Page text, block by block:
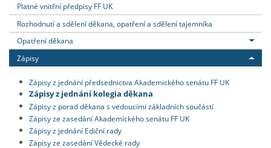
Platné vnitřní předpisy FF UK
Rozhodnutí a sdělení děkana, opatření a sdělení tajemníka
Opatření děkana
Zápisy
Zápisy z jednání předsednictva Akademického senátu FF UK
Zápisy z jednání kolegia děkana
Zápisy z porad děkana s vedoucími základních součástí
Zápisy ze zasedání Akademického senátu FF UK
Zápisy z jednání Ediční rady
Zápisy ze zasedání Vědecké rady